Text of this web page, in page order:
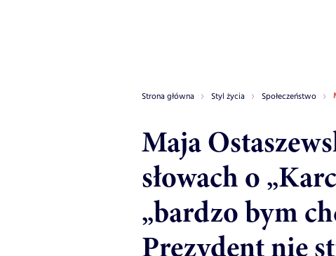
Strona główna Styl życia Społeczeństwo
Maja
słowach o
„bardzo bym
Prezydent nie